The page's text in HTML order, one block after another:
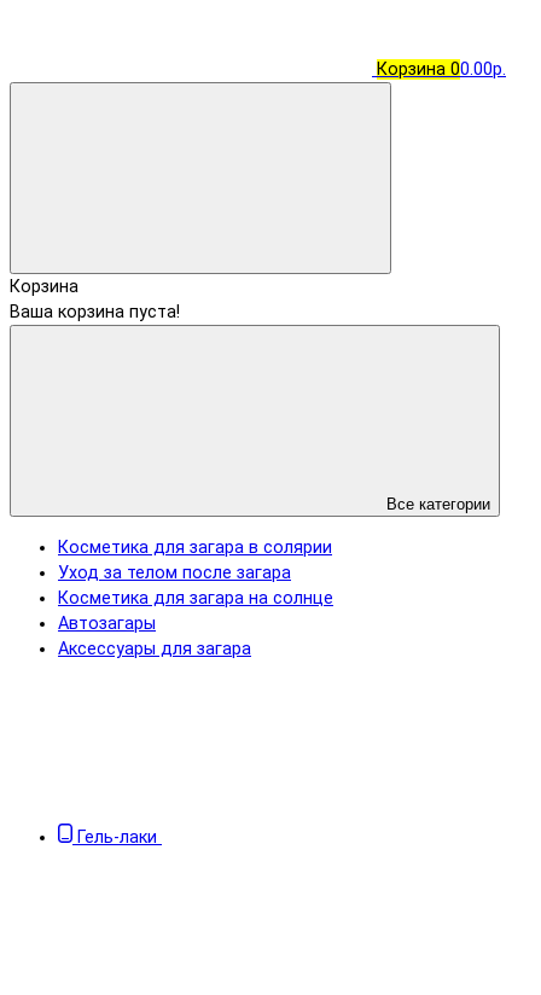
Корзина 00.00р.
Корзина
Ваша корзина пуста!
Все категории
Косметика для загара в солярии
Уход за телом после загара
Косметика для загара на солнце
Автозагары
Аксессуары для загара
Гель-лаки